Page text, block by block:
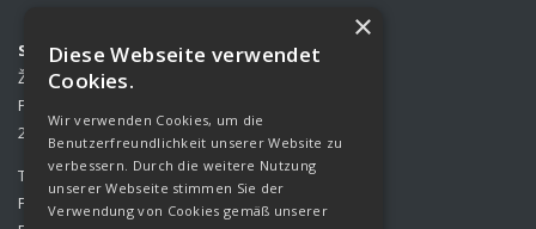
Strojírny Rožmitál, s.r.o.
Žižkova 708
Příbram II
261 01 Příbram
Tel.:
00420 318 427 321
Fax:
00420 318 427 314
×
Diese Webseite verwendet
Cookies.
Wir verwenden Cookies, um die
Benutzerfreundlichkeit unserer Website zu
verbessern. Durch die weitere Nutzung
unserer Webseite stimmen Sie der
Verwendung von Cookies gemäß unserer